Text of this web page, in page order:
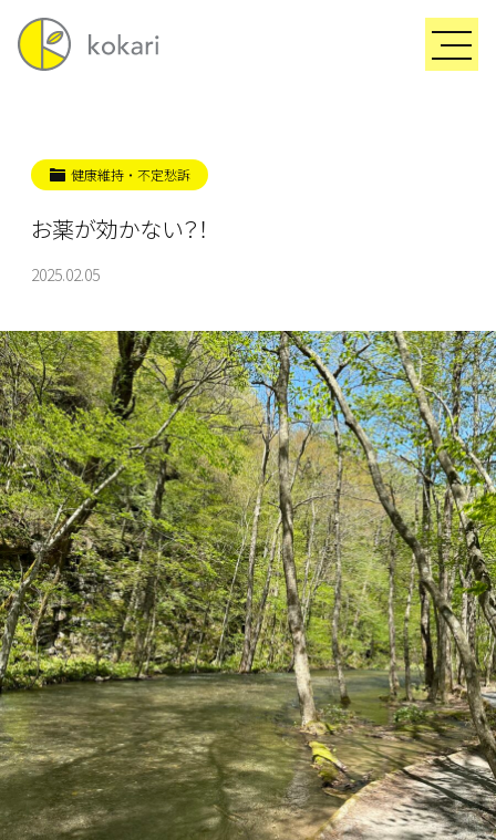
健康維持・不定愁訴
お薬が効かない？！
2025.02.05